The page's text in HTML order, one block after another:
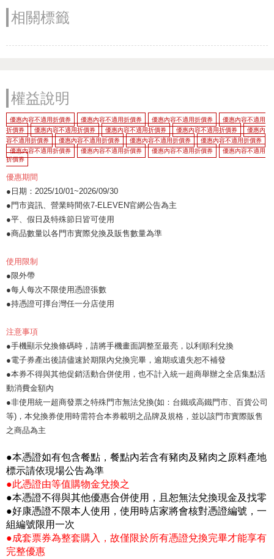
相關標籤
權益說明
優惠內容不適用折價券 優惠內容不適用折價券 優惠內容不適用折價券
優惠內容不適用
折價券
優惠內容不適用折價券 優惠內容不適用折價券 優惠內容不適用折價券
優惠內
容不適用折價券
優惠內容不適用折價券 優惠內容不適用折價券
優惠內容不適用折價券
優惠內容不適用折價券
優惠內容不適用折價券 優惠內容不適用折價券
優惠內容不適用
折價券
優惠期間
●日期：2025/10/01~2026/09/30
●門市資訊、營業時間依7-ELEVEN官網公告為主
●平、假日及特殊節日皆可使用
●商品數量以各門市實際兌換及販售數量為準
使用限制
●限外帶
●每人每次不限使用憑證張數
●持憑證可擇台灣任一分店使用
注意事項
●手機顯示兌換條碼時，請將手機畫面調整至最亮，以利順利兌換
●電子券產出後請儘速於期限內兌換完畢，逾期或遺失恕不補發
●本券不得與其他促銷活動合併使用，也不計入統一超商舉辦之全店集點活
動消費金額內
●非使用統一超商發票之特殊門市無法兌換(如：台鐵或高鐵門市、百貨公司
等)，本兌換券使用時需符合本券載明之品牌及規格，並以該門市實際販售
之商品為主
●本憑證如有包含餐點，餐點內若含有豬肉及豬肉之原料產地
標示請依現場公告為準
●此憑證由等值購物金兌換之
●本憑證不得與其他優惠合併使用，且恕無法兌換現金及找零
●好康憑證不限本人使用，使用時店家將會核對憑證編號，一
組編號限用一次
●成套票券為整套購入，故僅限於所有憑證兌換完畢才能享有
完整優惠